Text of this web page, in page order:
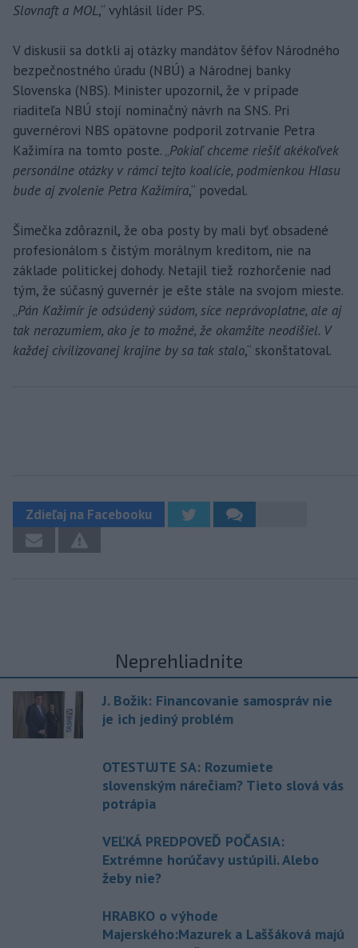
Slovnaft a MOL,“ vyhlásil líder PS.
V diskusii sa dotkli aj otázky mandátov šéfov Národného
bezpečnostného úradu (NBÚ) a Národnej banky
Slovenska (NBS). Minister upozornil, že v prípade
riaditeľa NBÚ stojí nominačný návrh na SNS. Pri
guvernérovi NBS opätovne podporil zotrvanie Petra
Kažimíra na tomto poste. „Pokiaľ chceme riešiť akékoľvek
personálne otázky v rámci tejto koalície, podmienkou Hlasu
bude aj zvolenie Petra Kažimíra,“ povedal.
Šimečka zdôraznil, že oba posty by mali byť obsadené
profesionálom s čistým morálnym kreditom, nie na
základe politickej dohody. Netajil tiež rozhorčenie nad
tým, že súčasný guvernér je ešte stále na svojom mieste.
„Pán Kažimír je odsúdený súdom, síce neprávoplatne, ale aj
tak nerozumiem, ako je to možné, že okamžite neodišiel. V
každej civilizovanej krajine by sa tak stalo,“ skonštatoval.
Zdieľaj na Facebooku
Neprehliadnite
J. Božik: Financovanie samospráv nie
je ich jediný problém
OTESTUJTE SA: Rozumiete
slovenským nárečiam? Tieto slová vás
potrápia
VEĽKÁ PREDPOVEĎ POČASIA:
Extrémne horúčavy ustúpili. Alebo
žeby nie?
HRABKO o výhode
Majerského:Mazurek a Laššáková majú